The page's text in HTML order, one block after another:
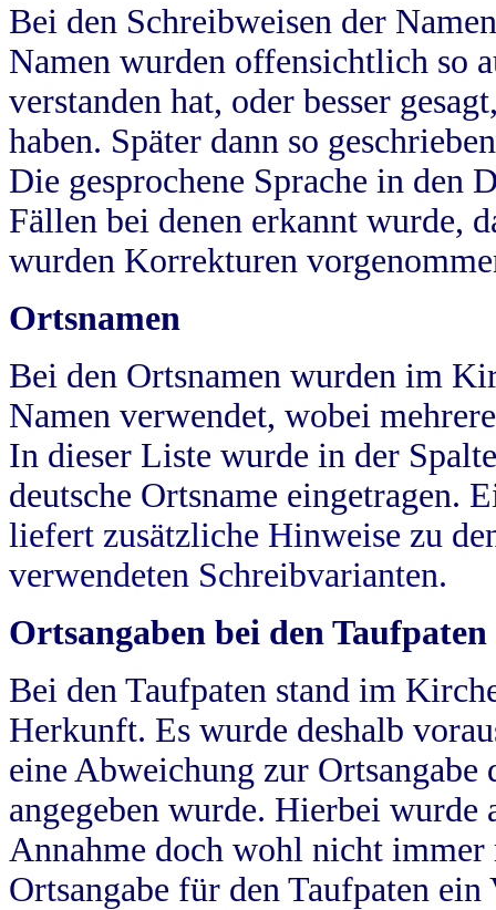
Bei den Schreibweisen der
Namen wurden offensichtlich so
verstanden hat, oder besser
haben. Später dann so
Die gesprochene Sprache in
Fällen bei denen erkannt wurde,
wurden Korrekturen
Ortsnamen
Bei den Ortsnamen wurden im
Namen verwendet, wobei
In dieser Liste wurde in der
deutsche Ortsname eingetragen.
liefert zusätzliche Hinweise zu
verwendeten Schreibvarianten.
Ortsangaben bei den Taufpaten
Bei den Taufpaten stand im
Herkunft. Es wurde deshalb
eine Abweichung zur
angegeben wurde. Hierbei wurde
Annahme doch wohl nicht
Ortsangabe für den Taufpaten